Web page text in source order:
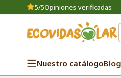
5/5Opiniones verificadas
Nuestro catálogoBlog